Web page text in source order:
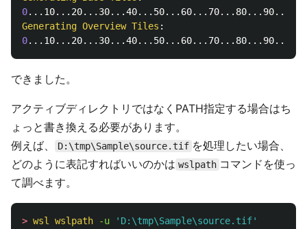
0
Generating Overview Tiles
0
できました。
アクティブディレクトリではなくPATH指定する場合はち
ょっと書き換える必要があります。
例えば、
D:\tmp\Sample\source.tif を処理したい場合、
どのように表記すればいいのかは wslpath コマンドを使っ
て調べます。
> wsl wslpath -u
'D:\tmp\Sample\source.tif'